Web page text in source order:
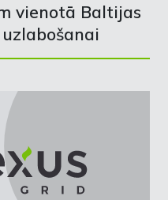
vienotā Baltijas